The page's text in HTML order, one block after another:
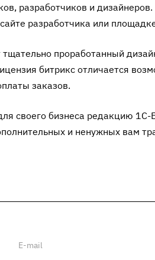
разработчиков и
разработчика или
проработанный
битрикс отличается
заказов.
своего бизнеса редакцию 1С-
и ненужных вам